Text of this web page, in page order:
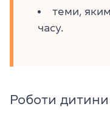
теми,
часу.
Роботи дитини